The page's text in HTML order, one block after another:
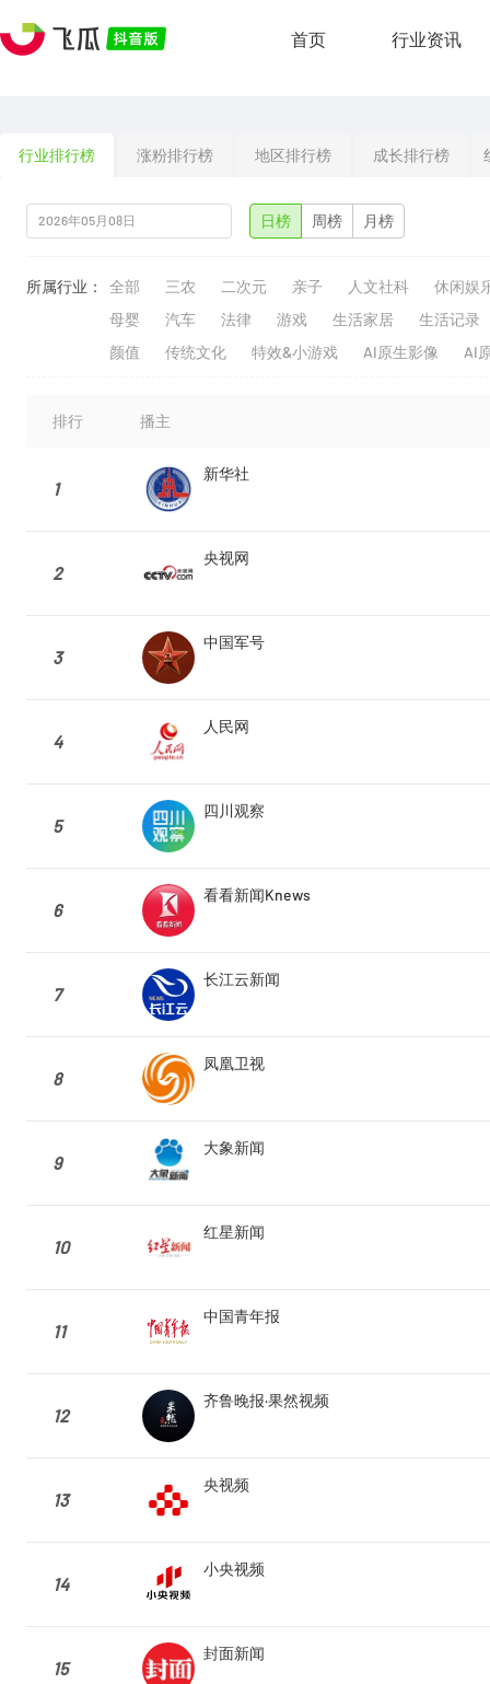
首页 行业资讯
行业排行榜 涨粉排行榜 地区排行榜 成长排行榜
日榜 周榜 月榜
所属行业： 全部 三农 二次元 亲子 人文社科
休闲娱
母婴
汽车 法律 游戏 生活家居
生活记录
颜值
传统文化 特效&小游戏 AI原生影像 AI
排行 播主
1
新华社
2
央视网
3
中国军号
4
人民网
5
四川观察
6
看看新闻Knews
7
长江云新闻
8
凤凰卫视
9
大象新闻
10
红星新闻
11
中国青年报
12
齐鲁晚报·果然视频
13
央视频
14
小央视频
15
封面新闻